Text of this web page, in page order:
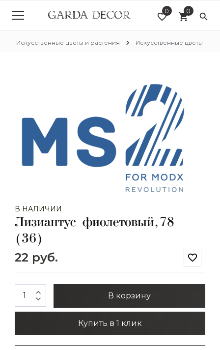
favorite_border
0 0
shopping_cart search
Искусственные цветы и растения chevron_right Искусственные цветы
В НАЛИЧИИ
Лизиантус фиолетовый, 78
(36)
22 руб. favorite_border
expand_less
expand_more В корзину
Купить в 1 клик